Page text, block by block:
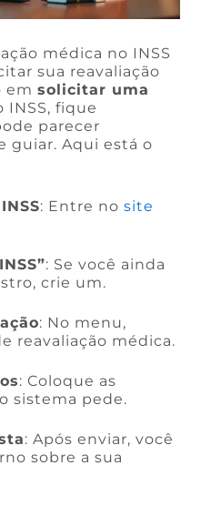
médica no INSS
sua reavaliação
emsolicitar uma
INSS, fique
parecer
guiar. Aqui está o
: Entre nosite
: Se você ainda
crie um.
: No menu,
reavaliação médica.
: Coloque as
sistema pede.
: Após enviar, você
sobre a sua